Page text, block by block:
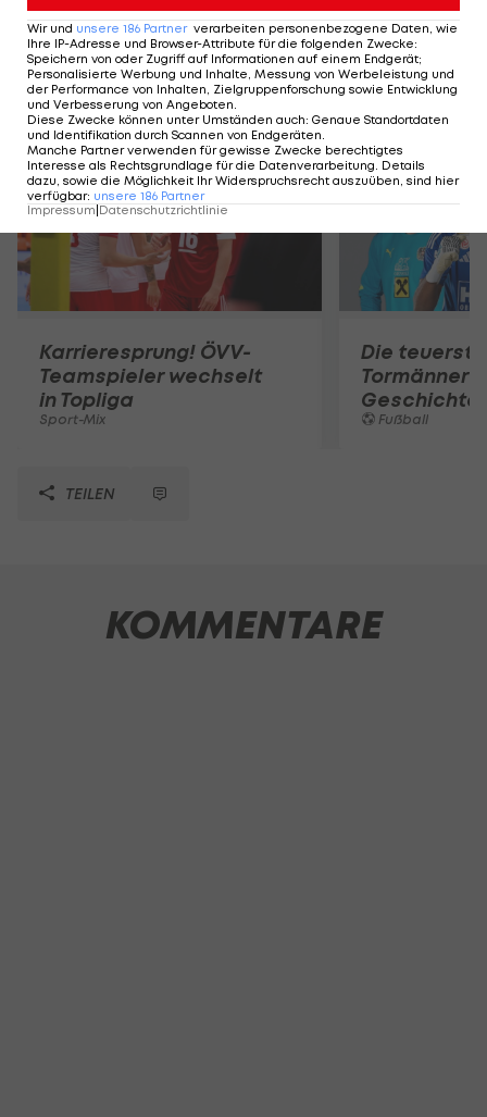
Mannschaft hat alles versucht, jeder einzelne
wollte hier etwas reißen."
Mehr zum Thema
Karrieresprung! ÖVV-
Teamspieler wechselt
in Topliga
Sport-Mix
Die
Tormänner
Geschichte
Fußball
TEILEN
KOMMENTARE
Wir und unsere 186 Partner verarbeiten personenbezogene Daten, wie
Ihre IP-Adresse und Browser-Attribute für die folgenden Zwecke:
Speichern von oder Zugriff auf Informationen auf einem Endgerät;
Personalisierte Werbung und Inhalte, Messung von Werbeleistung und
der Performance von Inhalten, Zielgruppenforschung sowie Entwicklung
und Verbesserung von Angeboten.
Diese Zwecke können unter Umständen auch: Genaue Standortdaten
und Identifikation durch Scannen von Endgeräten.
Manche Partner verwenden für gewisse Zwecke berechtigtes
Interesse als Rechtsgrundlage für die Datenverarbeitung. Details
dazu, sowie die Möglichkeit Ihr Widerspruchsrecht auszuüben, sind hier
verfügbar: unsere 186 Partner
Impressum Datenschutzrichtlinie